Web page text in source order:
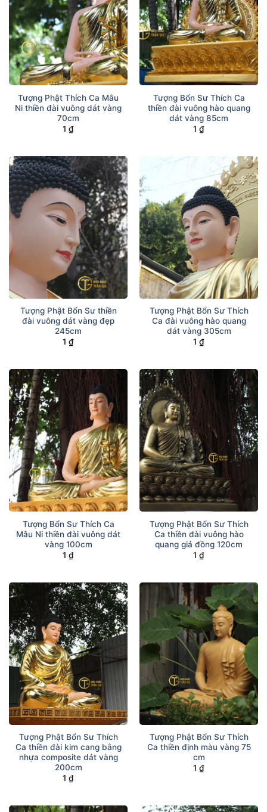
Tượng Phật Thích Ca Mâu
Ni thiền đài vuông dát vàng
70cm
1 ₫
Tượng Bổn Sư Thích Ca
thiền đài vuông hào quang
dát vàng 85cm
1 ₫
Tượng Phật Bổn Sư thiền
đài vuông dát vàng đẹp
245cm
1 ₫
Tượng Phật Bổn Sư Thích
Ca đài vuông hào quang
dát vàng 305cm
1 ₫
Tượng Bổn Sư Thích Ca
Mâu Ni thiền đài vuông dát
vàng 100cm
1 ₫
Tượng Phật Bổn Sư Thích
Ca thiền đài vuông hào
quang giả đồng 120cm
1 ₫
Tượng Phật Bổn Sư Thích
Ca thiền đài kim cang bằng
nhựa composite dát vàng
200cm
1 ₫
Tượng Phật Bổn Sư Thích
Ca thiền định màu vàng 75
cm
1 ₫